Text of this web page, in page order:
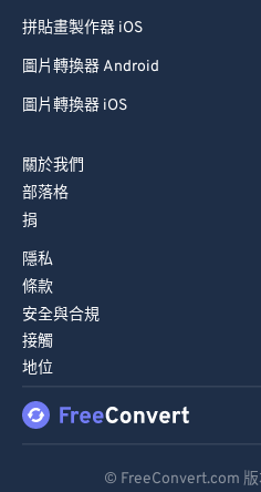
拼貼畫製作器 iOS
圖片轉換器 Android
圖片轉換器 iOS
關於我們
部落格
捐
隱私
條款
安全與合規
接觸
地位
© FreeConvert.com